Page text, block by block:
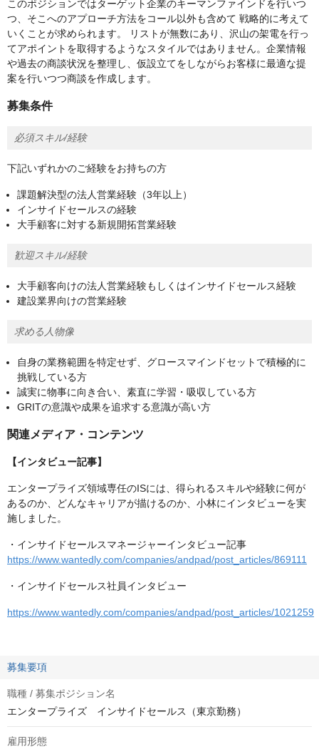
このポジションではターゲット企業のキーマンファインドを行いつ
つ、そこへのアプローチ方法をコール以外も含めて 戦略的に考えて
いくことが求められます。 リストが無数にあり、沢山の架電を行っ
てアポイントを取得するようなスタイルではありません。企業情報
や過去の商談状況を整理し、仮設立てをしながらお客様に最適な提
案を行いつつ商談を作成します。
募集条件
必須スキル/経験
下記いずれかのご経験をお持ちの方
課題解決型の法人営業経験（3年以上）
インサイドセールスの経験
大手顧客に対する新規開拓営業経験
歓迎スキル/経験
大手顧客向けの法人営業経験もしくはインサイドセールス経験
建設業界向けの営業経験
求める人物像
自身の業務範囲を特定せず、グロースマインドセットで積極的に
挑戦している方
誠実に物事に向き合い、素直に学習・吸収している方
GRITの意識や成果を追求する意識が高い方
関連メディア・コンテンツ
【インタビュー記事】
エンタープライズ領域専任のISには、得られるスキルや経験に何が
あるのか、どんなキャリアが描けるのか、小林にインタビューを実
施しました。
・インサイドセールスマネージャーインタビュー記事
https://www.wantedly.com/companies/andpad/post_articles/869111
・インサイドセールス社員インタビュー
https://www.wantedly.com/companies/andpad/post_articles/1021259
募集要項
職種 / 募集ポジション名
エンタープライズ インサイドセールス（東京勤務）
雇用形態